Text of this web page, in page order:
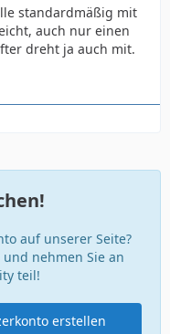
standardmäßig mit
auch nur einen
dreht ja auch mit.
auf unserer Seite?
und nehmen Sie an
teil!
erstellen